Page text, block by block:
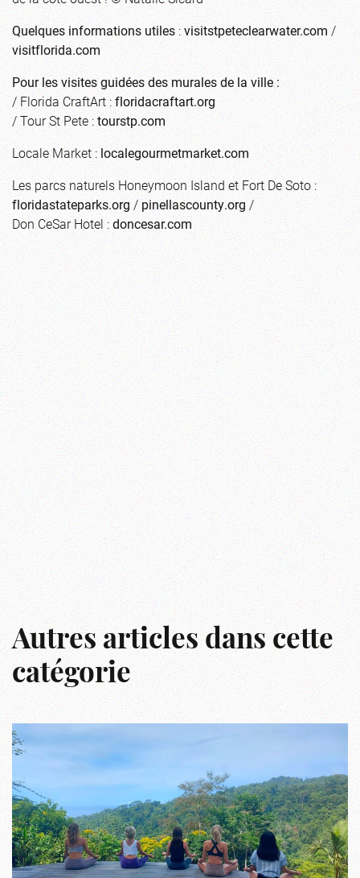
Quelques informations utiles:visitstpeteclearwater.com/
visitflorida.com
Pour les visites guidées des murales de la ville :
/ Florida CraftArt :floridacraftart.org
/ Tour St Pete :tourstp.com
Locale Market : localegourmetmarket.com
Les parcs naturels Honeymoon Island et Fort De Soto :
floridastateparks.org/pinellascounty.org/
Don CeSar Hotel :doncesar.com
Autres articles dans cette
catégorie